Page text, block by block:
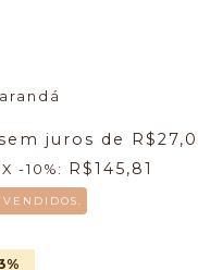
juros de
-10%: R$145,81
%